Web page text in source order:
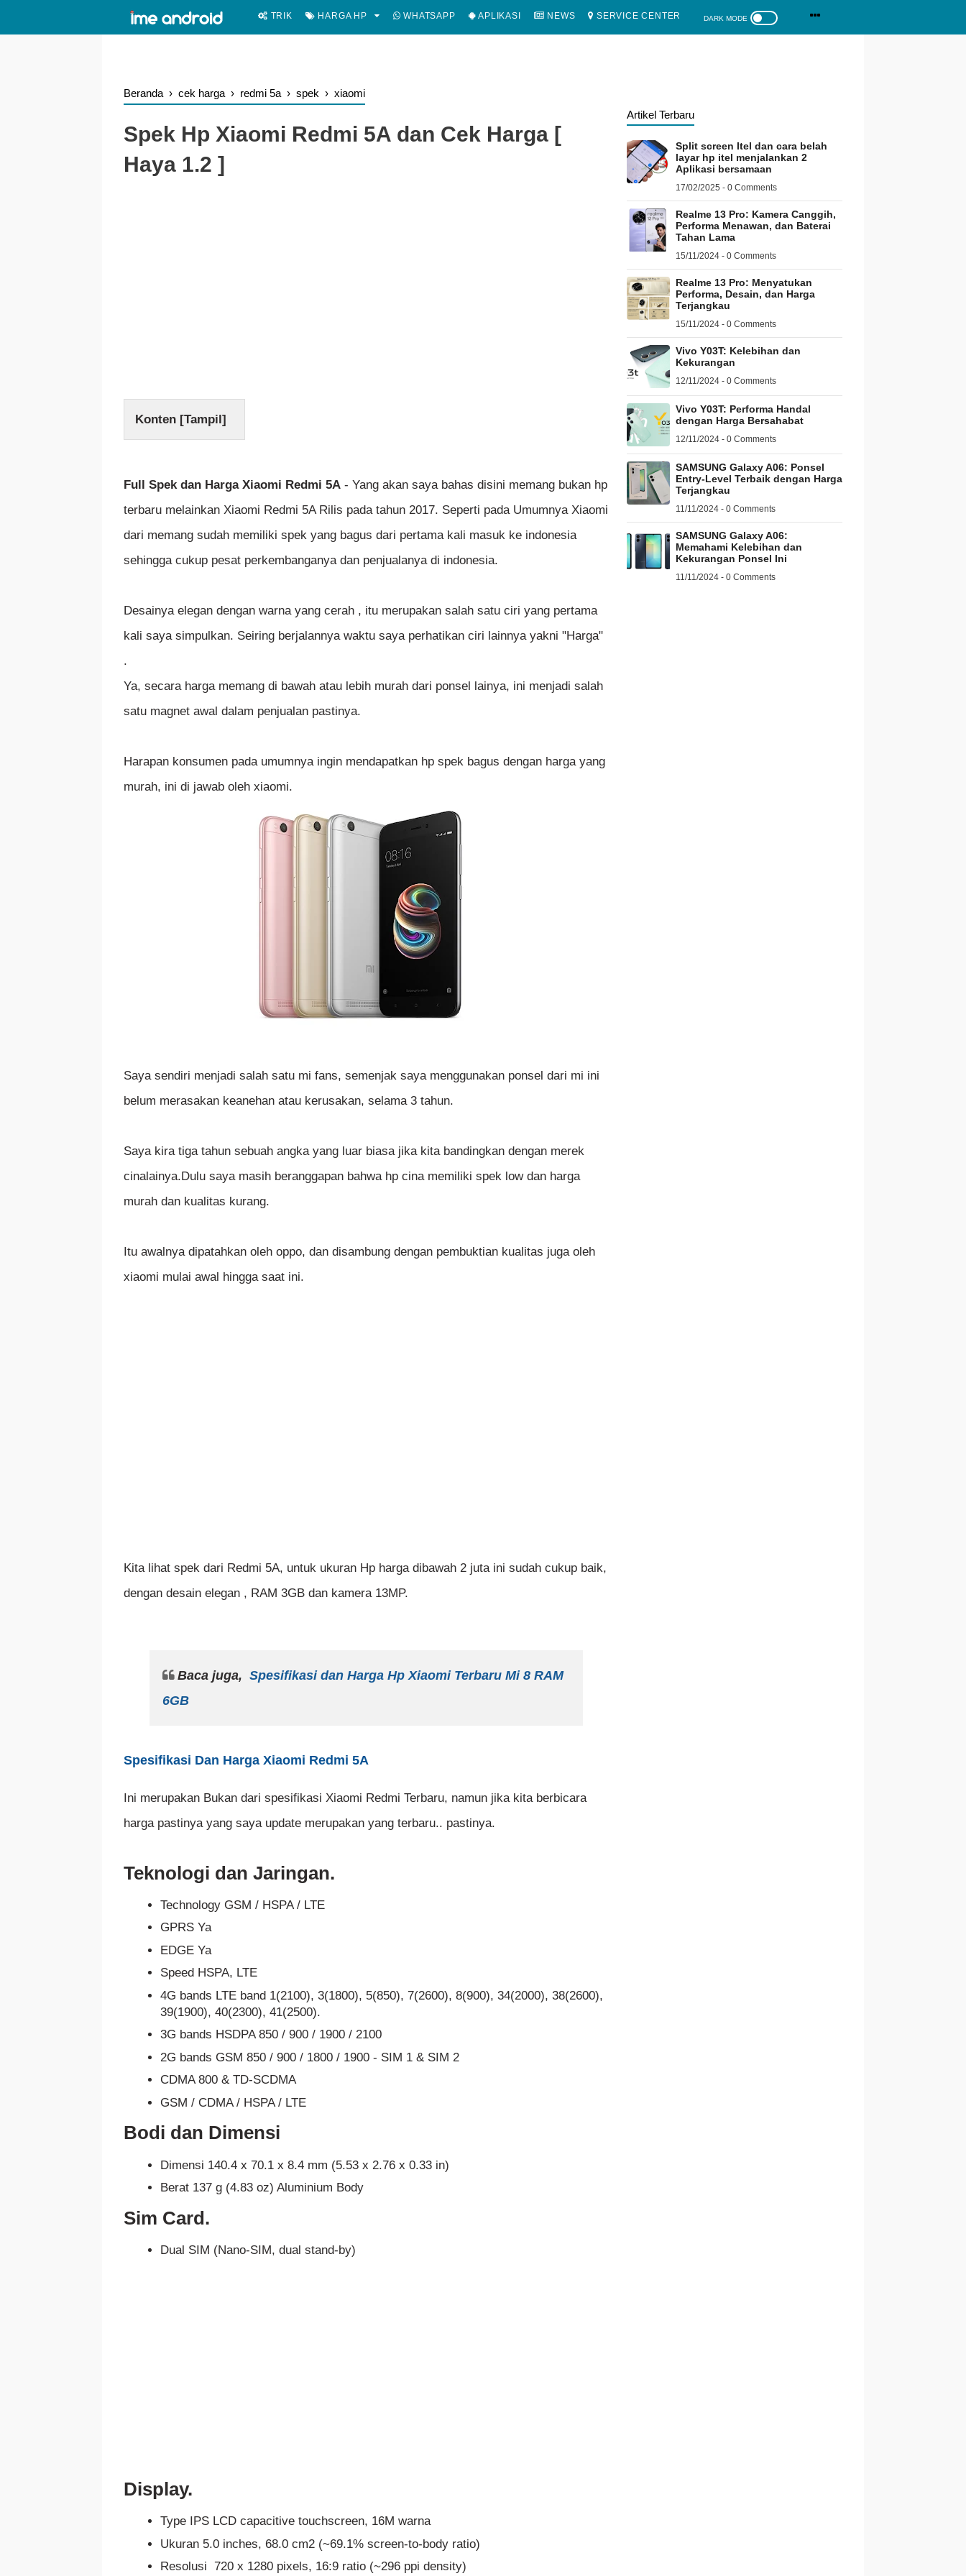
TRIK HARGA HP WHATSAPP APLIKASI NEWS SERVICE CENTER
Beranda › cek harga › redmi 5a › spek › xiaomi
Spek Hp Xiaomi Redmi 5A dan Cek Harga [
Haya 1.2 ]
Konten [Tampil]
Full Spek dan Harga Xiaomi Redmi 5A - Yang akan saya bahas disini memang bukan hp
terbaru melainkan Xiaomi Redmi 5A Rilis pada tahun 2017. Seperti pada Umumnya Xiaomi
dari memang sudah memiliki spek yang bagus dari pertama kali masuk ke indonesia
sehingga cukup pesat perkembanganya dan penjualanya di indonesia.
Desainya elegan dengan warna yang cerah , itu merupakan salah satu ciri yang pertama
kali saya simpulkan. Seiring berjalannya waktu saya perhatikan ciri lainnya yakni "Harga"
.
Ya, secara harga memang di bawah atau lebih murah dari ponsel lainya, ini menjadi salah
satu magnet awal dalam penjualan pastinya.
Harapan konsumen pada umumnya ingin mendapatkan hp spek bagus dengan harga yang
murah, ini di jawab oleh xiaomi.
Saya sendiri menjadi salah satu mi fans, semenjak saya menggunakan ponsel dari mi ini
belum merasakan keanehan atau kerusakan, selama 3 tahun.
Saya kira tiga tahun sebuah angka yang luar biasa jika kita bandingkan dengan merek
cinalainya.Dulu saya masih beranggapan bahwa hp cina memiliki spek low dan harga
murah dan kualitas kurang.
Itu awalnya dipatahkan oleh oppo, dan disambung dengan pembuktian kualitas juga oleh
xiaomi mulai awal hingga saat ini.
Kita lihat spek dari Redmi 5A, untuk ukuran Hp harga dibawah 2 juta ini sudah cukup baik,
dengan desain elegan , RAM 3GB dan kamera 13MP.
Baca juga, Spesifikasi dan Harga Hp Xiaomi Terbaru Mi 8 RAM
6GB
Spesifikasi Dan Harga Xiaomi Redmi 5A
Ini merupakan Bukan dari spesifikasi Xiaomi Redmi Terbaru, namun jika kita berbicara
harga pastinya yang saya update merupakan yang terbaru.. pastinya.
Teknologi dan Jaringan.
Technology GSM / HSPA / LTE
GPRS Ya
EDGE Ya
Speed HSPA, LTE
4G bands LTE band 1(2100), 3(1800), 5(850), 7(2600), 8(900), 34(2000), 38(2600),
39(1900), 40(2300), 41(2500).
3G bands HSDPA 850 / 900 / 1900 / 2100
2G bands GSM 850 / 900 / 1800 / 1900 - SIM 1 & SIM 2
CDMA 800 & TD-SCDMA
GSM / CDMA / HSPA / LTE
Bodi dan Dimensi
Dimensi 140.4 x 70.1 x 8.4 mm (5.53 x 2.76 x 0.33 in)
Berat 137 g (4.83 oz) Aluminium Body
Sim Card.
Dual SIM (Nano-SIM, dual stand-by)
Display.
Type IPS LCD capacitive touchscreen, 16M warna
Ukuran 5.0 inches, 68.0 cm2 (~69.1% screen-to-body ratio)
Resolusi 720 x 1280 pixels, 16:9 ratio (~296 ppi density)
Artikel Terbaru
Split screen Itel dan cara belah
layar hp itel menjalankan 2
Aplikasi bersamaan
17/02/2025 - 0 Comments
Realme 13 Pro: Kamera Canggih,
Performa Menawan, dan Baterai
Tahan Lama
15/11/2024 - 0 Comments
Realme 13 Pro: Menyatukan
Performa, Desain, dan Harga
Terjangkau
15/11/2024 - 0 Comments
Vivo Y03T: Kelebihan dan
Kekurangan
12/11/2024 - 0 Comments
Vivo Y03T: Performa Handal
dengan Harga Bersahabat
12/11/2024 - 0 Comments
SAMSUNG Galaxy A06: Ponsel
Entry-Level Terbaik dengan Harga
Terjangkau
11/11/2024 - 0 Comments
SAMSUNG Galaxy A06:
Memahami Kelebihan dan
Kekurangan Ponsel Ini
11/11/2024 - 0 Comments